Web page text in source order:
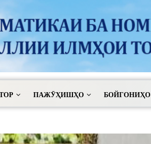
ПАЖӮҲИШҲО БОЙГОНИҲО